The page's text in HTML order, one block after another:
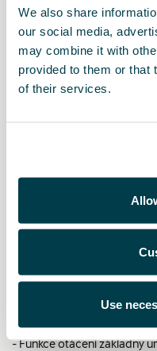
We also share
our social media,
may combine it with
provided to them or that
of their services.
Use
Produkt
Základna Flex Base Vario
i-SENSE po ukončení
- Modulární komfort:
CORE a DUAL FIX 5Z.
- Nastavitelný úhel: Pro
- Otočná základna:
- Základnu Flex Base Vario
aby se dítě mohlo vždy
- Nastavitelný řemínek na
- Systém Pivot Link výrazně
- Funkce otáčení základny